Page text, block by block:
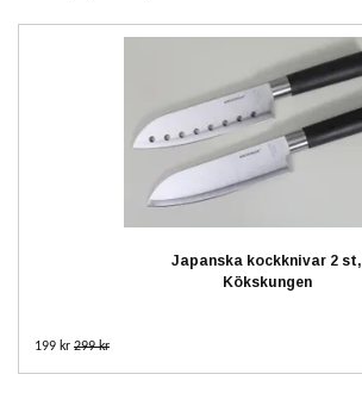
Japanska kockknivar 2 st,
Kökskungen
199 kr 299 kr